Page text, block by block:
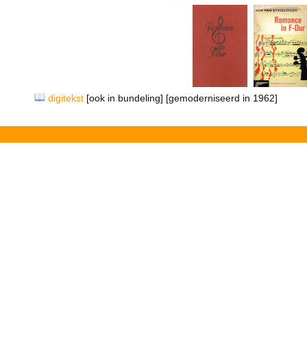
digitekst [ook in bundeling] [gemoderniseerd in 1962]